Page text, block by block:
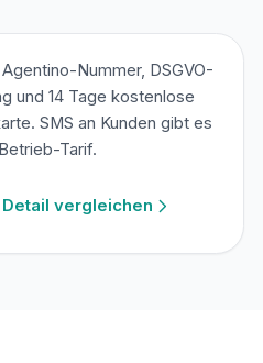
Nummer, DSGVO-
und 14 Tage kostenlose
SMS an Kunden gibt es
Tarif.
vergleichen